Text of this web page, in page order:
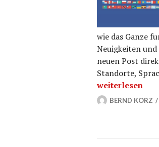
wie das Ganze
Neuigkeiten
neuen Post
Standorte,
Beiträge
weiterlesen
BERND KORZ